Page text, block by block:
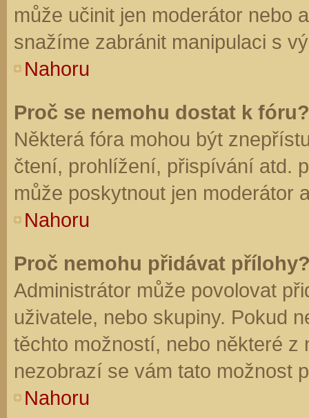
může učinit jen moderátor nebo
snažíme zabránit manipulaci s
Nahoru
Proč se nemohu dostat k fóru?
Některá fóra mohou být
čtení, prohlížení, přispívání atd.
může poskytnout jen moderátor
Nahoru
Proč nemohu přidávat
Administrátor může povolovat
uživatele, nebo skupiny. Pokud
těchto možností, nebo některé z
nezobrazí se vám tato možnost
Nahoru